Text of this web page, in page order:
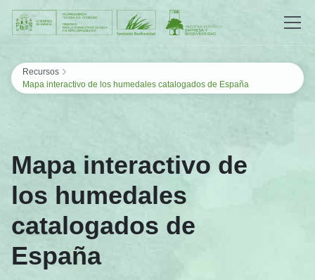
Saltar al contenido
Recursos ›
Mapa interactivo de los humedales catalogados de España
Mapa interactivo de
los humedales
catalogados de
España